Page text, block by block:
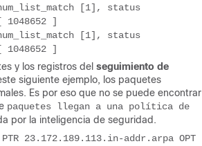
num_list_match [1], status
1048652 ]
num_list_match [1], status
1048652 ]
y los registros del seguimiento de
siguiente ejemplo, los paquetes
Es por eso que no se puede encontrar
paquetes llegan a una política de
por la inteligencia de seguridad.
23.172.189.113.in-addr.arpa OPT